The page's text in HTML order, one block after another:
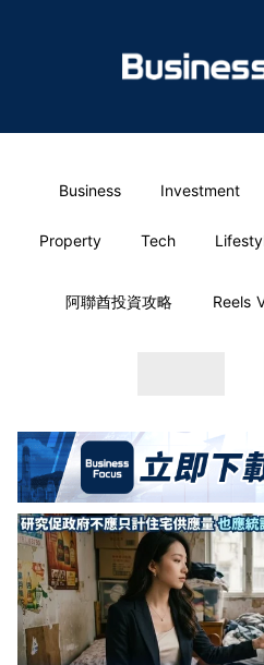
Business Investment
Property Tech
阿聯酋投資攻略 Reels